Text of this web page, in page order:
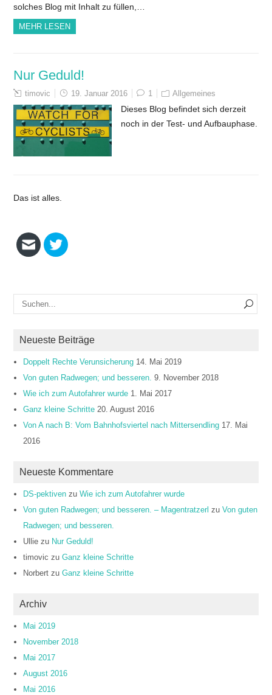
solches Blog mit Inhalt zu füllen,…
MEHR LESEN
Nur Geduld!
timovic 19. Januar 2016 1 Allgemeines
Dieses Blog befindet sich derzeit
noch in der Test- und Aufbauphase.
Das ist alles.
Neueste Beiträge
Doppelt Rechte Verunsicherung 14. Mai 2019
Von guten Radwegen; und besseren. 9. November 2018
Wie ich zum Autofahrer wurde 1. Mai 2017
Ganz kleine Schritte 20. August 2016
Von A nach B: Vom Bahnhofsviertel nach Mittersendling 17. Mai
2016
Neueste Kommentare
DS-pektiven zuWie ich zum Autofahrer wurde
Von guten Radwegen; und besseren. – Magentratzerl zuVon guten
Radwegen; und besseren.
Ullie zu Nur Geduld!
timovic zuGanz kleine Schritte
Norbert zuGanz kleine Schritte
Archiv
Mai 2019
November 2018
Mai 2017
August 2016
Mai 2016